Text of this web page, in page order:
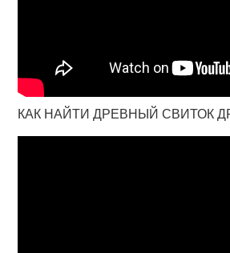
КАК НАЙТИ ДРЕВНЫЙ СВИТОК